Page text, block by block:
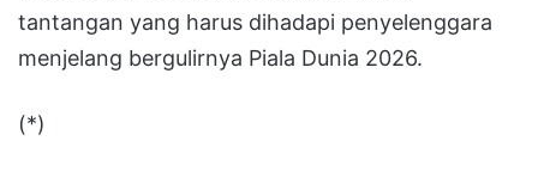
tantangan yang harus dihadapi penyelenggara
menjelang bergulirnya Piala Dunia 2026.
(*)